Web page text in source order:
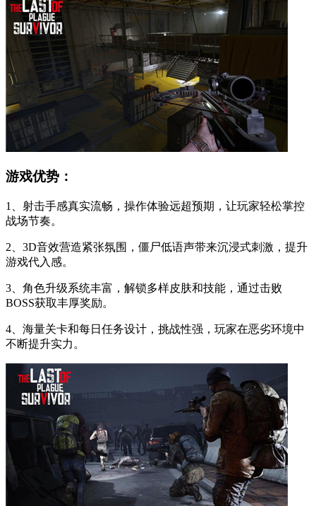
游戏优势：
1、射击手感真实流畅，操作体验远超预期，让玩家轻松掌控
战场节奏。
2、3D音效营造紧张氛围，僵尸低语声带来沉浸式刺激，提升
游戏代入感。
3、角色升级系统丰富，解锁多样皮肤和技能，通过击败
BOSS获取丰厚奖励。
4、海量关卡和每日任务设计，挑战性强，玩家在恶劣环境中
不断提升实力。